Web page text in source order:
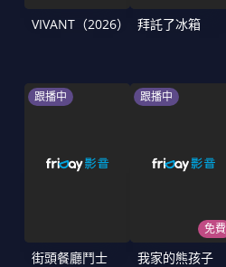
VIVANT（2026） 拜託了冰箱
跟播中
街頭餐廳鬥士
跟播中
免費
我家的熊孩子